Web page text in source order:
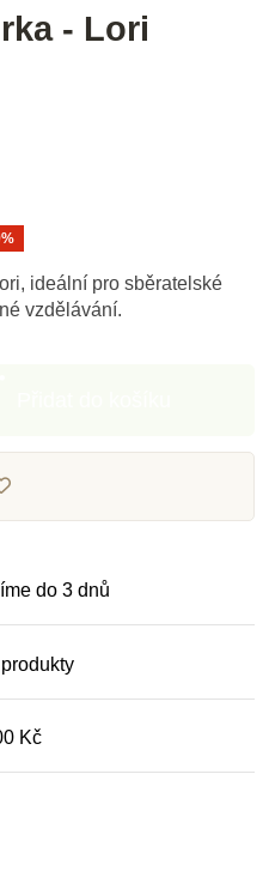
- Lori
ideální pro sběratelské
vzdělávání.
do 3 dnů
Kč